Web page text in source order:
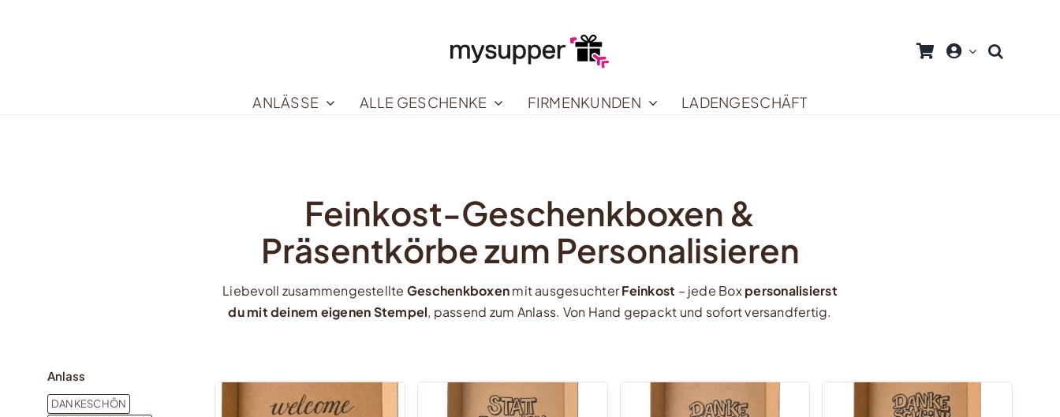
ANLÄSSE ALLE GESCHENKE FIRMENKUNDEN LADENGESCHÄFT
Feinkost-Geschenkboxen &
Präsentkörbe zum Personalisieren
Liebevoll zusammengestellte Geschenkboxenmit ausgesuchterFeinkost – jede Boxpersonalisierst
du mit deinem eigenen Stempel, passend zum Anlass. Von Hand gepackt und sofort versandfertig.
Anlass
DANKESCHÖN